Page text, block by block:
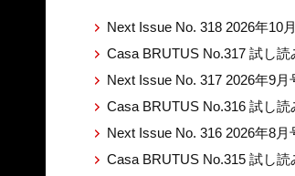
Next Issue No. 318 2026年10
Casa BRUTUS No.317 試し読
Next Issue No. 317 2026年9月
Casa BRUTUS No.316 試し読
Next Issue No. 316 2026年8月
Casa BRUTUS No.315 試し読